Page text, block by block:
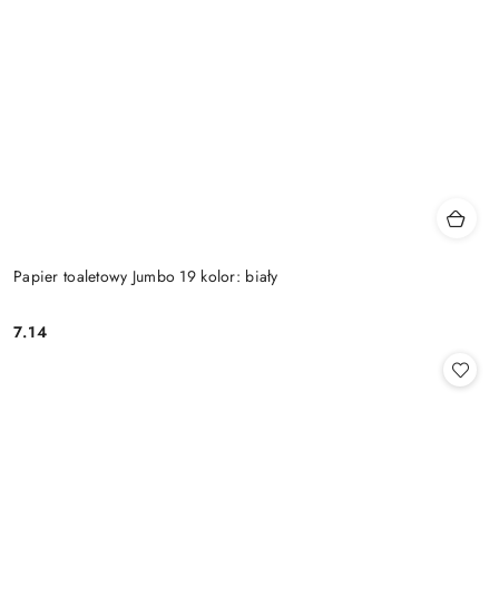
Papier toaletowy Jumbo 19 kolor: biały
Cena:
7.14